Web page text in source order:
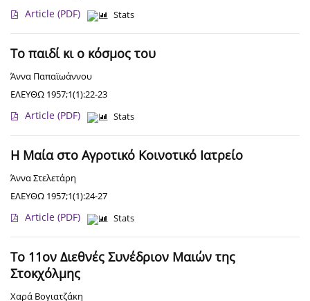
Article (PDF) Stats
Το παιδί κι ο κόσμος του
Άννα Παπαϊωάννου
ΕΛΕΥΘΩ 1957;1(1):22-23
Article (PDF) Stats
Η Μαία στο Αγροτικό Κοινοτικό Ιατρείο
Άννα Στελετάρη
ΕΛΕΥΘΩ 1957;1(1):24-27
Article (PDF) Stats
Το 11ον Διεθνές Συνέδριον Μαιών της
Στοκχόλμης
Χαρά Βογιατζάκη